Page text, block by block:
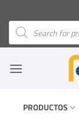
contenido
Búsqueda
productos
PRODUCTOS